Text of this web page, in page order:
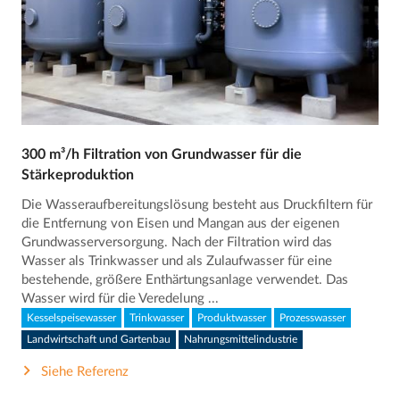
300 m³/h Filtration von Grundwasser für die
Stärkeproduktion
Die Wasseraufbereitungslösung besteht aus Druckfiltern für
die Entfernung von Eisen und Mangan aus der eigenen
Grundwasserversorgung. Nach der Filtration wird das
Wasser als Trinkwasser und als Zulaufwasser für eine
bestehende, größere Enthärtungsanlage verwendet. Das
Wasser wird für die Veredelung ...
Kesselspeisewasser Trinkwasser Produktwasser Prozesswasser
Landwirtschaft und Gartenbau Nahrungsmittelindustrie
Siehe Referenz